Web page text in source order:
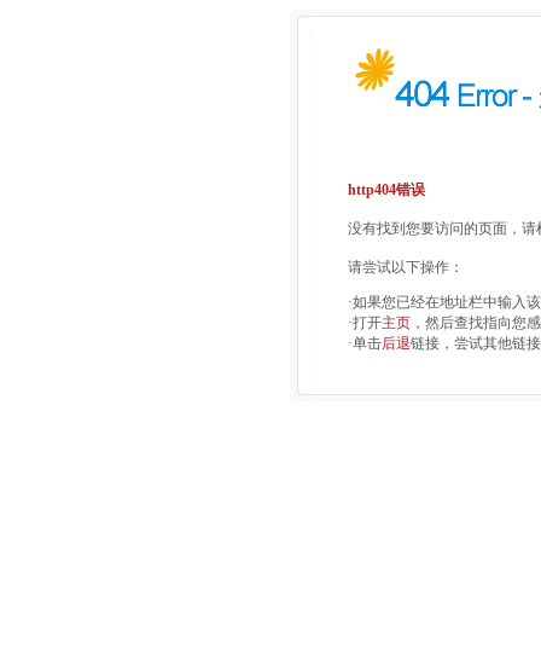
http404错误
没有找到您要访问的页面，
请尝试以下操作：
·如果您已经在地址栏中输入
·打开主页 ，然后查找指向您
·单击后退链接，尝试其他链